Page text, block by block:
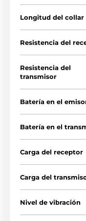
Positive
perro
adiestramiento de
Tipo
Longitud del collar
Resistencia del
Resistencia del
transmisor
Batería en el
Batería en el
Carga del receptor
Carga del
Nivel de vibración